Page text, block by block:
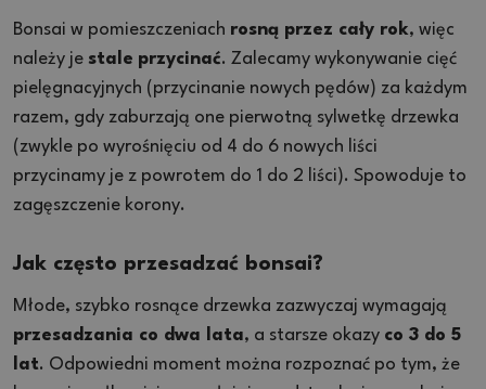
Bonsai w pomieszczeniach rosną przez cały rok, więc
należy je stale przycinać. Zalecamy wykonywanie cięć
pielęgnacyjnych (przycinanie nowych pędów) za każdym
razem, gdy zaburzają one pierwotną sylwetkę drzewka
(zwykle po wyrośnięciu od 4 do 6 nowych liści
przycinamy je z powrotem do 1 do 2 liści). Spowoduje to
zagęszczenie korony.
Jak często przesadzać bonsai?
Młode, szybko rosnące drzewka zazwyczaj wymagają
przesadzania co dwa lata, a starsze okazy co 3 do 5
lat. Odpowiedni moment można rozpoznać po tym, że